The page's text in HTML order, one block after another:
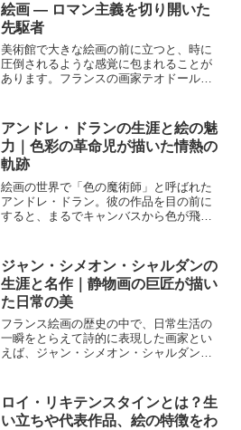
絵画 ― ロマン主義を切り開いた
先駆者
美術館で大きな絵画の前に立つと、時に
圧倒されるような感覚に包まれることが
あります。フランスの画家テオドール・
烈にやってきます。人間の極限状態を描
いたこの作品は、ただの歴史...
アンドレ・ドランの生涯と絵の魅
力｜色彩の革命児が描いた情熱の
軌跡
絵画の世界で「色の魔術師」と呼ばれた
アンドレ・ドラン。彼の作品を目の前に
すると、まるでキャンバスから色が飛び
は「自由」そのものだった。誰の枠にも
はまらず、思いのままに色...
ジャン・シメオン・シャルダンの
生涯と名作｜静物画の巨匠が描い
た日常の美
フランス絵画の歴史の中で、日常生活の
一瞬をとらえて詩的に表現した画家とい
えば、ジャン・シメオン・シャルダンの
は静物や家庭の風景といった何気ない題
材を描き、深い感動を呼び...
ロイ・リキテンスタインとは？生
い立ちや代表作品、絵の特徴をわ